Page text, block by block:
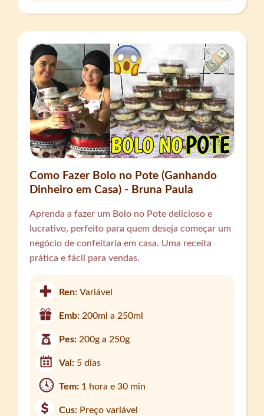
Como Fazer Bolo no Pote (Ganhando
Dinheiro em Casa) - Bruna Paula
Aprenda a fazer um Bolo no Pote delicioso e
lucrativo, perfeito para quem deseja começar um
negócio de confeitaria em casa. Uma receita
prática e fácil para vendas.
Ren:Variável
Emb:200ml a 250ml
Pes:200g a 250g
Val: 5 dias
Tem: 1 hora e 30 min
Cus: Preço variável